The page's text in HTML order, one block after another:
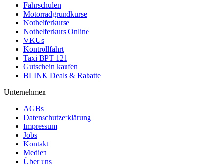
Fahrschulen
Motorradgrundkurse
Nothelferkurse
Nothelferkurs Online
VKUs
Kontrollfahrt
Taxi BPT 121
Gutschein kaufen
BLINK Deals & Rabatte
Unternehmen
AGBs
Datenschutzerklärung
Impressum
Jobs
Kontakt
Medien
Über uns